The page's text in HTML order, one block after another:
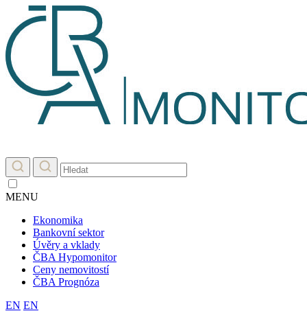
MENU
Ekonomika
Bankovní sektor
Úvěry a vklady
ČBA Hypomonitor
Ceny nemovitostí
ČBA Prognóza
EN EN